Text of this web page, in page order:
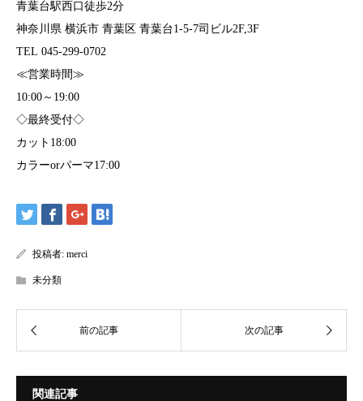
青葉台駅西口徒歩2分
神奈川県 横浜市 青葉区 青葉台1-5-7司ビル2F,3F
TEL 045-299-0702
≪営業時間≫
10:00～19:00
◇最終受付◇
カット18:00
カラーorパーマ17:00
投稿者: merci
未分類
関連記事